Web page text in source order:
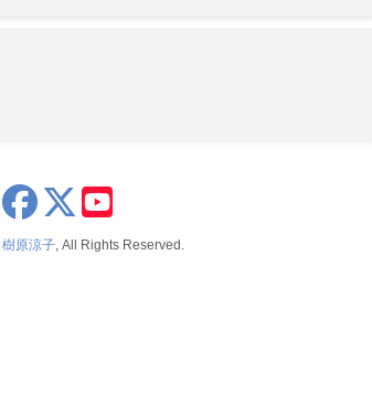
x
樹原涼子, All Rights Reserved.